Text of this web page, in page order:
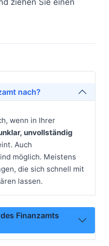
ziehen Sie einen
nach?
wenn in Ihrer
unvollständig
Auch
möglich. Meistens
die sich schnell mit
lassen.
Finanzamts